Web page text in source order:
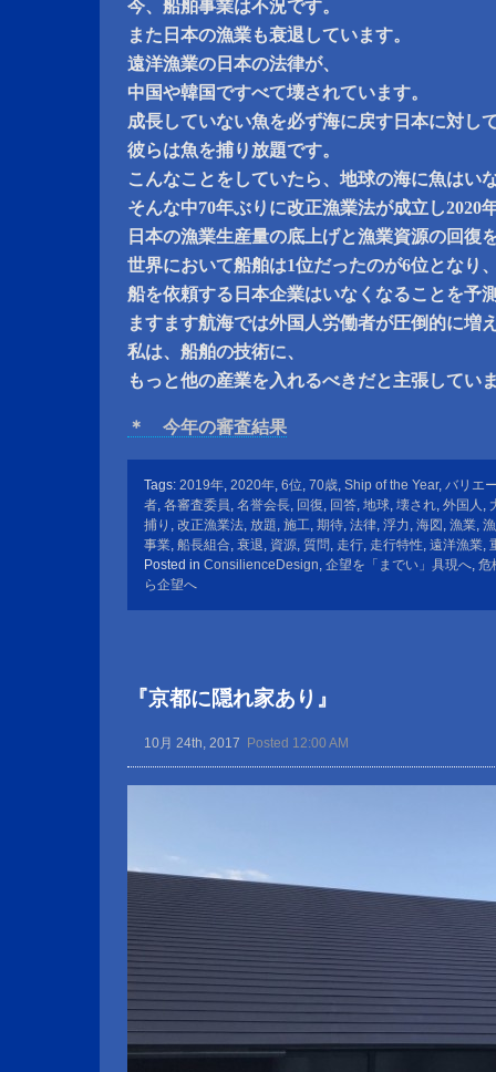
今、船舶事業は不況です。
また日本の漁業も衰退しています。
遠洋漁業の日本の法律が、
中国や韓国ですべて壊されています。
成長していない魚を必ず海に戻す日本に対し
彼らは魚を捕り放題です。
こんなことをしていたら、地球の海に魚はい
そんな中70年ぶりに改正漁業法が成立し2020
日本の漁業生産量の底上げと漁業資源の回復
世界において船舶は1位だったのが6位となり
船を依頼する日本企業はいなくなることを予
ますます航海では外国人労働者が圧倒的に増
私は、船舶の技術に、
もっと他の産業を入れるべきだと主張してい
＊ 今年の審査結果
Tags: 2019年, 2020年, 6位, 70歳, Ship of the Year, バリエ
者, 各審査委員, 名誉会長, 回復, 回答, 地球, 壊され, 外国人 ,
捕り , 改正漁業法, 放題, 施工, 期待, 法律, 浮力, 海図 , 漁業,
事業, 船長組合, 衰退, 資源, 質問, 走行, 走行特性, 遠洋漁業,
Posted in ConsilienceDesign, 企望を「までい」具現へ, 危
ら企望へ
『京都に隠れ家あり』
10月 24th, 2017 Posted 12:00 AM